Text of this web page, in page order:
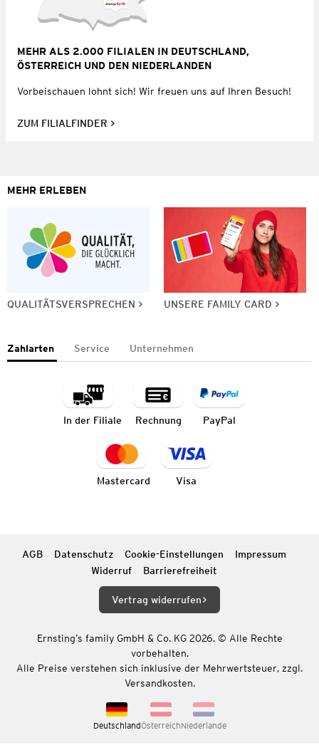
MEHR ALS 2.000 FILIALEN IN DEUTSCHLAND,
ÖSTERREICH UND DEN NIEDERLANDEN
Vorbeischauen lohnt sich! Wir freuen uns auf Ihren Besuch!
ZUM FILIALFINDER
MEHR ERLEBEN
QUALITÄTSVERSPRECHEN UNSERE FAMILY CARD
Zahlarten Service Unternehmen
In der Filiale Rechnung PayPal
Mastercard Visa
AGB Datenschutz Cookie-Einstellungen
Impressum
Widerruf
Barrierefreiheit
Vertrag widerrufen
Ernsting’s family GmbH & Co. KG 2026. © Alle Rechte
vorbehalten.
Alle Preise verstehen sich inklusive der Mehrwertsteuer, zzgl.
Versandkosten.
DeutschlandÖsterreichNiederlande